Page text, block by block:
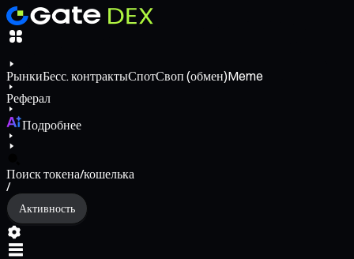
РынкиБесс. контрактыСпотСвоп (обмен)Meme
Реферал
Подробнее
Поиск токена/кошелька
/
Активность